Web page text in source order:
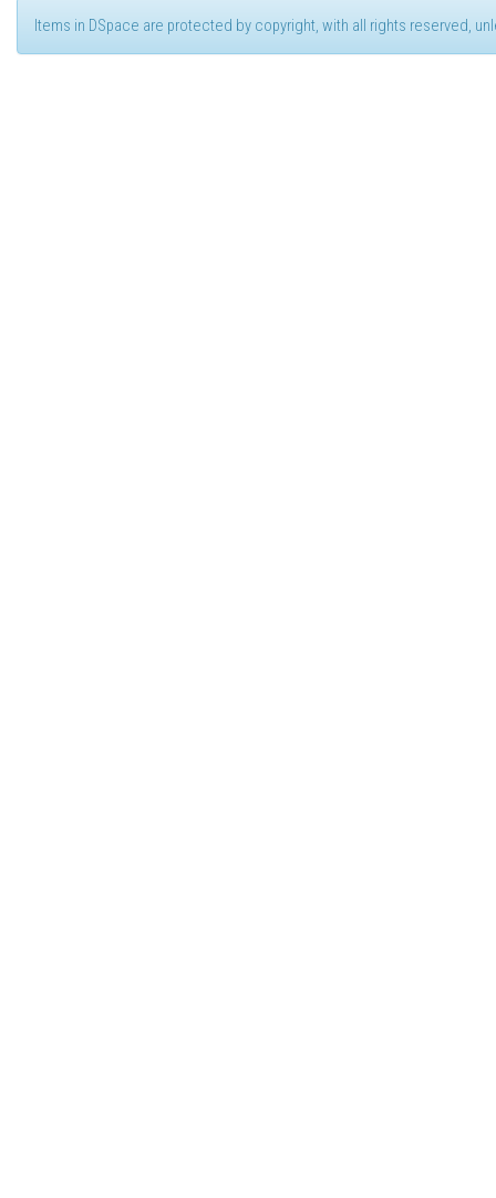
Items in DSpace are protected by copyright, with all rights reserved,